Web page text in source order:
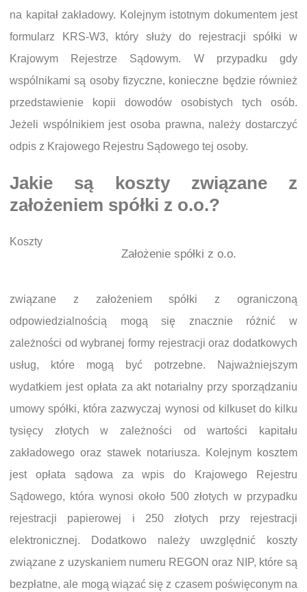
na kapitał zakładowy. Kolejnym istotnym dokumentem jest
formularz KRS-W3, który służy do rejestracji spółki w
Krajowym Rejestrze Sądowym. W przypadku gdy
wspólnikami są osoby fizyczne, konieczne będzie również
przedstawienie kopii dowodów osobistych tych osób.
Jeżeli wspólnikiem jest osoba prawna, należy dostarczyć
odpis z Krajowego Rejestru Sądowego tej osoby.
Jakie są koszty związane z
założeniem spółki z o.o.?
Założenie spółki z o.o.
Koszty
związane z założeniem spółki z ograniczoną
odpowiedzialnością mogą się znacznie różnić w
zależności od wybranej formy rejestracji oraz dodatkowych
usług, które mogą być potrzebne. Najważniejszym
wydatkiem jest opłata za akt notarialny przy sporządzaniu
umowy spółki, która zazwyczaj wynosi od kilkuset do kilku
tysięcy złotych w zależności od wartości kapitału
zakładowego oraz stawek notariusza. Kolejnym kosztem
jest opłata sądowa za wpis do Krajowego Rejestru
Sądowego, która wynosi około 500 złotych w przypadku
rejestracji papierowej i 250 złotych przy rejestracji
elektronicznej. Dodatkowo należy uwzględnić koszty
związane z uzyskaniem numeru REGON oraz NIP, które są
bezpłatne, ale mogą wiązać się z czasem poświęconym na